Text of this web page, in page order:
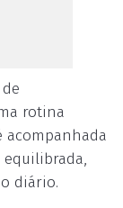
rotina
acompanhada
diário.